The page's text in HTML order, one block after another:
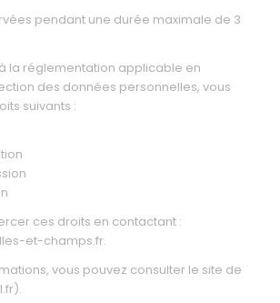
pendant une durée maximale de 3
la réglementation applicable en
des données personnelles, vous
suivants :
ces droits en contactant :
et-champs.fr.
vous pouvez consulter le site de